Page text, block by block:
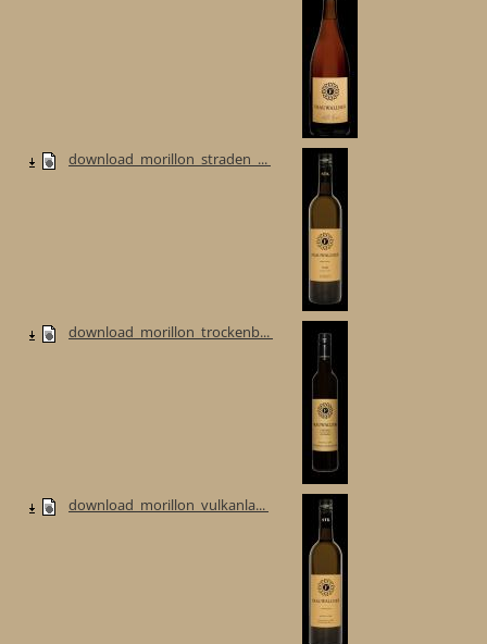
download_morillon_straden_...
download_morillon_trockenb...
download_morillon_vulkanla...